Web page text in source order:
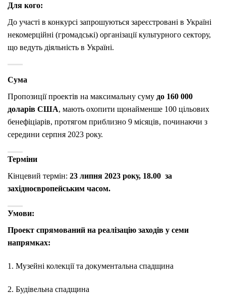
Для кого:
До участі в конкурсі запрошуються зареєстровані в Україні
некомерційні (громадські) організації культурного сектору,
що ведуть діяльність в Україні.
Сума
Пропозиції проектів на максимальну суму до 160 000
доларів США, мають охопити щонайменше 100 цільових
бенефіціарів, протягом приблизно 9 місяців, починаючи з
середини серпня 2023 року.
Терміни
Кінцевий термін: 23 липня 2023 року, 18.00 за
західноєвропейським часом.
Умови:
Проект спрямований на реалізацію заходів у семи
напрямках:
1. Музейні колекції та документальна спадщина
2. Будівельна спадщина